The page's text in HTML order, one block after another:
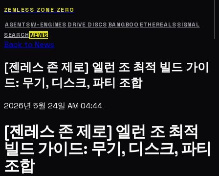
ZENLESS ZONE ZERO
AGENTSW-ENGINES DRIVE DISCS BANGBOO ETHEREALSSIGNAL
SEARCH NEWS
Back to News
[젠레스 존 제로] 엘런 조 최적 빌드 가이
드: 무기, 디스크, 파티 조합
2026년 5월 24일 AM 04:44
[젠레스 존 제로] 엘런 조 최적
빌드 가이드: 무기, 디스크, 파티
조합